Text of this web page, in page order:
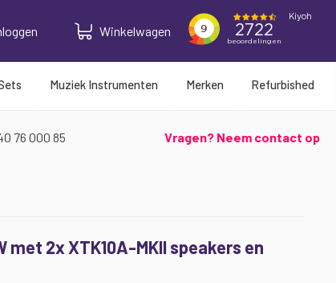
Winkelwagen
Muziek Instrumenten Merken Refurbished
76 000 85 Vragen? Neem contact op
met 2x XTK10A-MKII speakers en